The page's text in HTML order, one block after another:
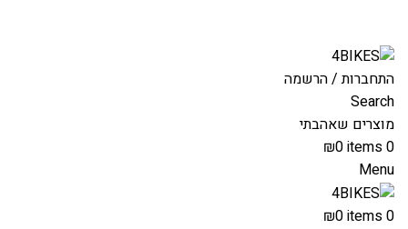
התחברות / הרשמה
Search
מוצרים שאהבתי
0
items
₪0
Menu
0
items
₪0